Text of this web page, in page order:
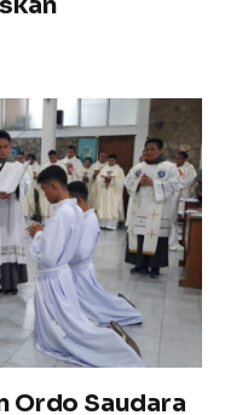
Ordo Saudara